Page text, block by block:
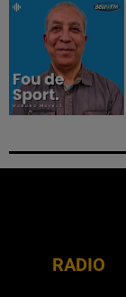
RADIO